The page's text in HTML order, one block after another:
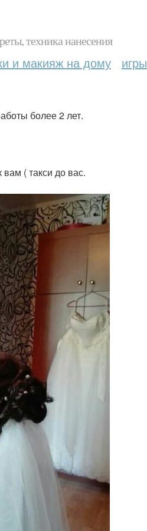
техника нанесения
и макияж на дому игры
более 2 лет.
( такси до вас.